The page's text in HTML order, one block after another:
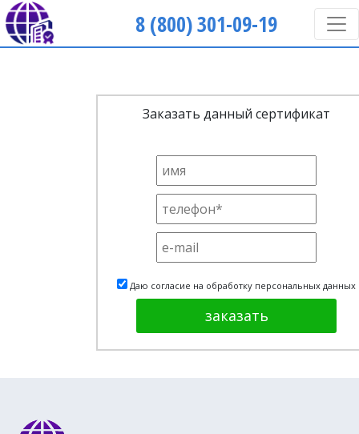
8 (800) 301-09-19
Заказать данный сертификат
Даю согласие на обработку персональных данных